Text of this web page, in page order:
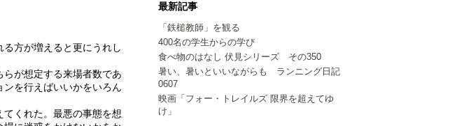
最新記事
「鉄槌教師」を観る
400名の学生からの学び
食べ物のはなし 伏見シリーズ その350
暑い、暑いといいながらも ランニング日記
0607
映画「フォー・トレイルズ 限界を超えてゆ
け」
方が増えると更にうれし
が想定する来場者数であ
を行えばいいかをいろん
てくれた。最悪の事態を想